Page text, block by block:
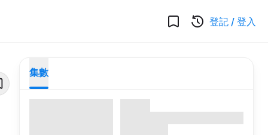
登記 / 登入
集數